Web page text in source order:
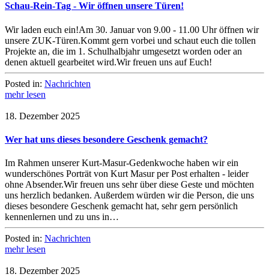
Schau-Rein-Tag - Wir öffnen unsere Türen!
Wir laden euch ein!Am 30. Januar von 9.00 - 11.00 Uhr öffnen wir
unsere ZUK-Türen.Kommt gern vorbei und schaut euch die tollen
Projekte an, die im 1. Schulhalbjahr umgesetzt worden oder an
denen aktuell gearbeitet wird.Wir freuen uns auf Euch!
Posted in: Nachrichten
mehr lesen
18. Dezember 2025
Wer hat uns dieses besondere Geschenk gemacht?
Im Rahmen unserer Kurt-Masur-Gedenkwoche haben wir ein
wunderschönes Porträt von Kurt Masur per Post erhalten - leider
ohne Absender.Wir freuen uns sehr über diese Geste und möchten
uns herzlich bedanken. Außerdem würden wir die Person, die uns
dieses besondere Geschenk gemacht hat, sehr gern persönlich
kennenlernen und zu uns in…
Posted in: Nachrichten
mehr lesen
18. Dezember 2025